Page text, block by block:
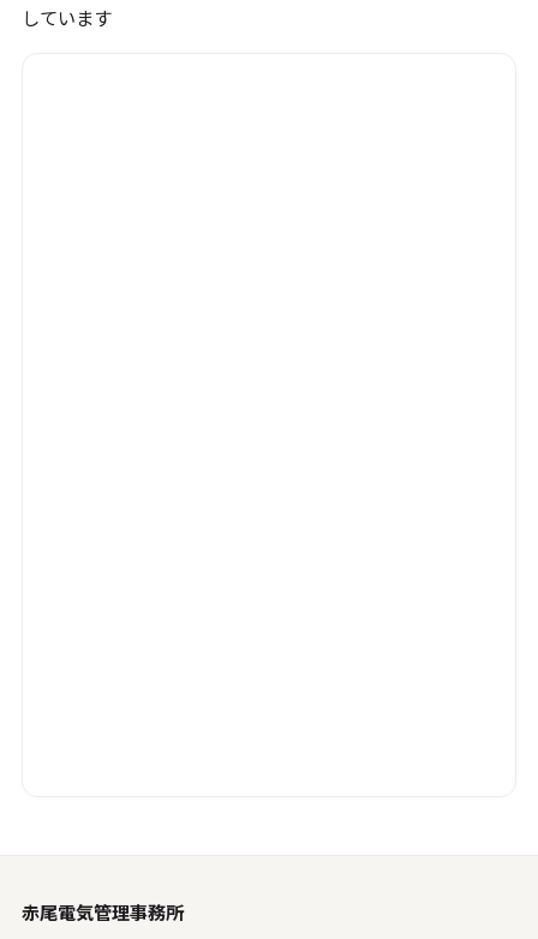
しています
赤尾電気管理事務所